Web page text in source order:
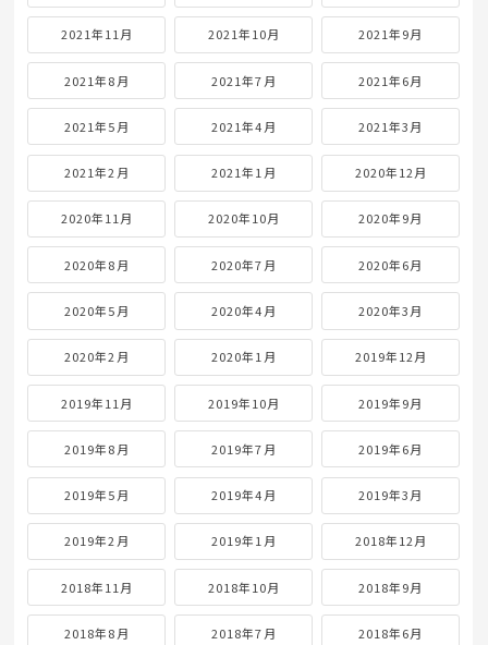
2021年11月 2021年10月 2021年9月
2021年8月 2021年7月 2021年6月
2021年5月 2021年4月 2021年3月
2021年2月 2021年1月 2020年12月
2020年11月 2020年10月 2020年9月
2020年8月 2020年7月 2020年6月
2020年5月 2020年4月 2020年3月
2020年2月 2020年1月 2019年12月
2019年11月 2019年10月 2019年9月
2019年8月 2019年7月 2019年6月
2019年5月 2019年4月 2019年3月
2019年2月 2019年1月 2018年12月
2018年11月 2018年10月 2018年9月
2018年8月 2018年7月 2018年6月